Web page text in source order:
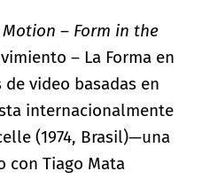
– Form in the
– La Forma en
video basadas en
internacionalmente
(1974, Brasil)—una
con Tiago Mata